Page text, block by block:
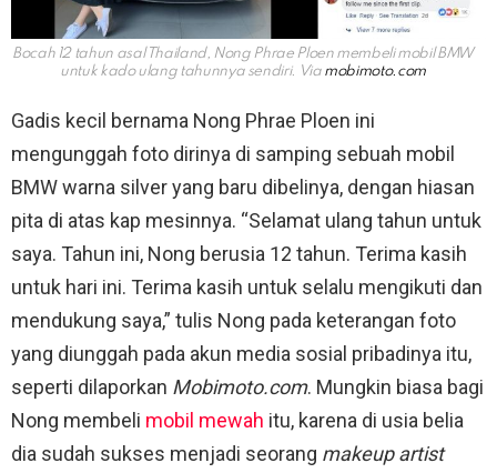
Bocah 12 tahun asal Thailand, Nong Phrae Ploen membeli mobil BMW
untuk kado ulang tahunnya sendiri. Via mobimoto.com
Gadis kecil bernama Nong Phrae Ploen ini
mengunggah foto dirinya di samping sebuah mobil
BMW warna silver yang baru dibelinya, dengan hiasan
pita di atas kap mesinnya. “Selamat ulang tahun untuk
saya. Tahun ini, Nong berusia 12 tahun. Terima kasih
untuk hari ini. Terima kasih untuk selalu mengikuti dan
mendukung saya,” tulis Nong pada keterangan foto
yang diunggah pada akun media sosial pribadinya itu,
seperti dilaporkan Mobimoto.com. Mungkin biasa bagi
Nong membeli mobil mewah itu, karena di usia belia
dia sudah sukses menjadi seorang makeup artist